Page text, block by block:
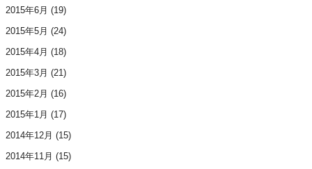
2015年6月 (19)
2015年5月 (24)
2015年4月 (18)
2015年3月 (21)
2015年2月 (16)
2015年1月 (17)
2014年12月 (15)
2014年11月 (15)